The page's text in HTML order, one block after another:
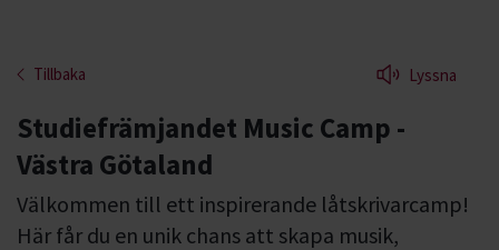
Tillbaka Lyssna
Studiefrämjandet Music Camp -
Västra Götaland
Välkommen till ett inspirerande låtskrivarcamp!
Här får du en unik chans att skapa musik,